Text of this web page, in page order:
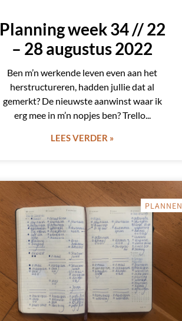
Planning week 34 // 22
– 28 augustus 2022
Ben m’n werkende leven even aan het
herstructureren, hadden jullie dat al
gemerkt? De nieuwste aanwinst waar ik
erg mee in m’n nopjes ben? Trello
LEES VERDER »
PLANNEN